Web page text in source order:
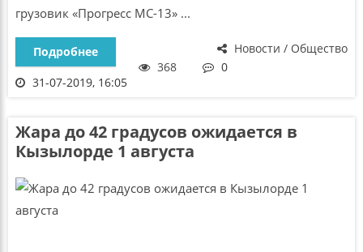
грузовик «Прогресс МС-13» ...
Новости / Общество
Подробнее
368
0
31-07-2019, 16:05
Жара до 42 градусов ожидается в
Кызылорде 1 августа